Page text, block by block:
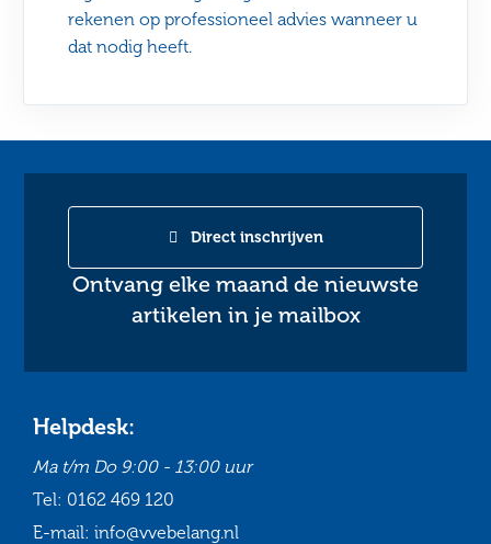
rekenen op professioneel advies wanneer u
dat nodig heeft.
Ontvang elke maand de nieuwste
artikelen in je mailbox
Direct inschrijven
Helpdesk:
Ma t/m Do 9:00 - 13:00 uur
Tel: 0162 469 120
E-mail: info@vvebelang.nl